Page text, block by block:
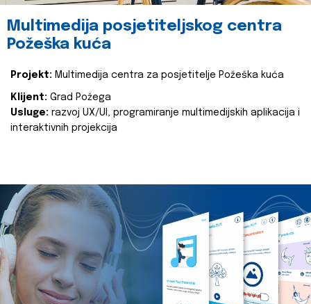
Multimedija posjetiteljskog centra
Požeška kuća
Projekt: Multimedija centra za posjetitelje Požeška kuća
Klijent: Grad Požega
Usluge: razvoj UX/UI, programiranje multimedijskih aplikacija i
interaktivnih projekcija